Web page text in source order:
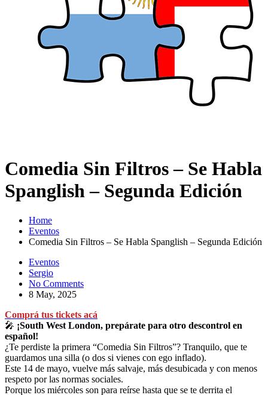
Comedia Sin Filtros – Se Habla
Spanglish – Segunda Edición
Home
Eventos
Comedia Sin Filtros – Se Habla Spanglish – Segunda Edición
Eventos
Sergio
No Comments
8 May, 2025
Comprá tus tickets acá
🎤 ¡South West London, prepárate para otro descontrol en
español!
¿Te perdiste la primera “Comedia Sin Filtros”? Tranquilo, que te
guardamos una silla (o dos si vienes con ego inflado).
Este 14 de mayo, vuelve más salvaje, más desubicada y con menos
respeto por las normas sociales.
Porque los miércoles son para reírse hasta que se te derrita el